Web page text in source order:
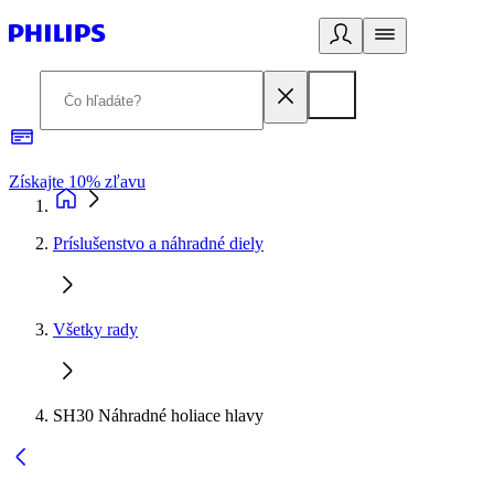
Získajte 10% zľavu
Príslušenstvo a náhradné diely
Všetky rady
SH30 Náhradné holiace hlavy